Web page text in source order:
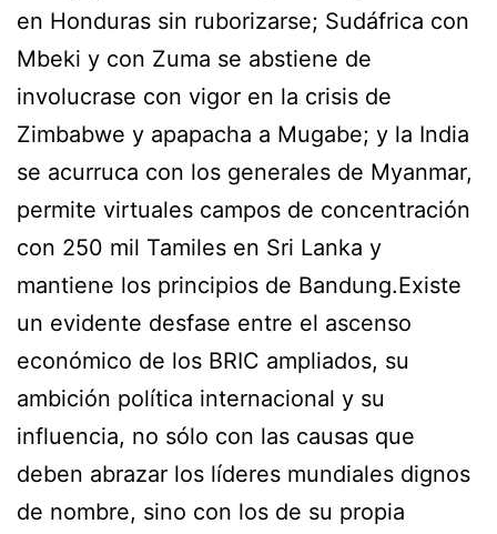
en Honduras sin ruborizarse; Sudáfrica con
Mbeki y con Zuma se abstiene de
involucrase con vigor en la crisis de
Zimbabwe y apapacha a Mugabe; y la India
se acurruca con los generales de Myanmar,
permite virtuales campos de concentración
con 250 mil Tamiles en Sri Lanka y
mantiene los principios de Bandung.Existe
un evidente desfase entre el ascenso
económico de los BRIC ampliados, su
ambición política internacional y su
influencia, no sólo con las causas que
deben abrazar los líderes mundiales dignos
de nombre, sino con los de su propia